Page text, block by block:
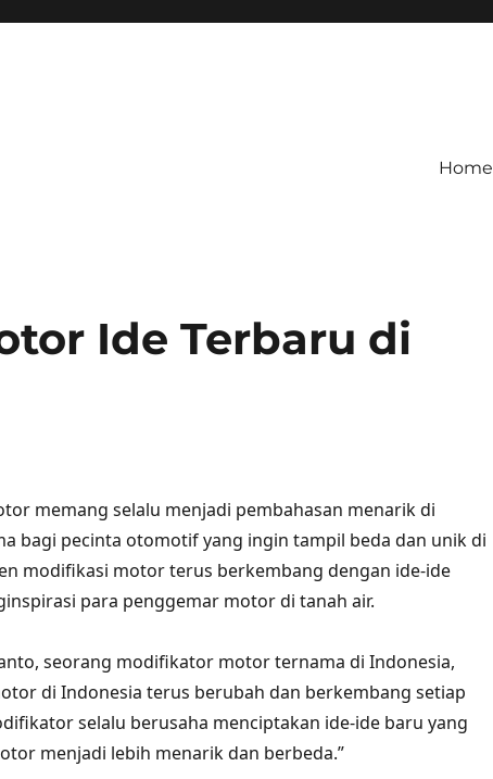
Home
Ide Terbaru di
memang selalu menjadi pembahasan menarik di
bagi pecinta otomotif yang ingin tampil beda dan unik di
modifikasi motor terus berkembang dengan ide-ide
para penggemar motor di tanah air.
seorang modifikator motor ternama di Indonesia,
di Indonesia terus berubah dan berkembang setiap
selalu berusaha menciptakan ide-ide baru yang
menjadi lebih menarik dan berbeda.”